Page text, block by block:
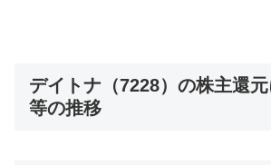
デイトナ（7228）の株主還
等の推移